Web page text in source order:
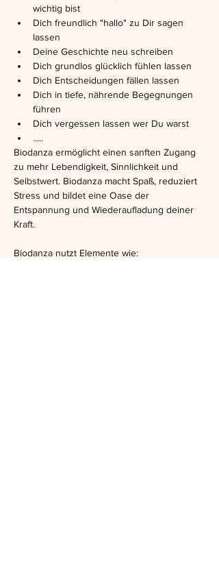
wichtig bist
Dich freundlich "hallo" zu Dir sagen
lassen
Deine Geschichte neu schreiben
Dich grundlos glücklich fühlen lassen
Dich Entscheidungen fällen lassen
Dich in tiefe, nährende Begegnungen
führen
Dich vergessen lassen wer Du warst
.....
Biodanza ermöglicht einen sanften Zugang
zu mehr Lebendigkeit, Sinnlichkeit und
Selbstwert. Biodanza macht Spaß, reduziert
Stress und bildet eine Oase der
Entspannung und Wiederaufladung deiner
Kraft.
Biodanza nutzt Elemente wie: